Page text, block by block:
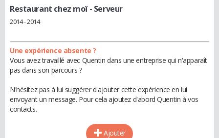
Restaurant chez moï- Serveur
2014 - 2014
Une expérience absente ?
Vous avez travaillé avec Quentin dans une entreprise qui n'apparaît
pas dans son parcours ?
N'hésitez pas à lui suggérer d'ajouter cette expérience en lui
envoyant un message. Pour cela ajoutez d'abord Quentin à vos
contacts.
Ajouter